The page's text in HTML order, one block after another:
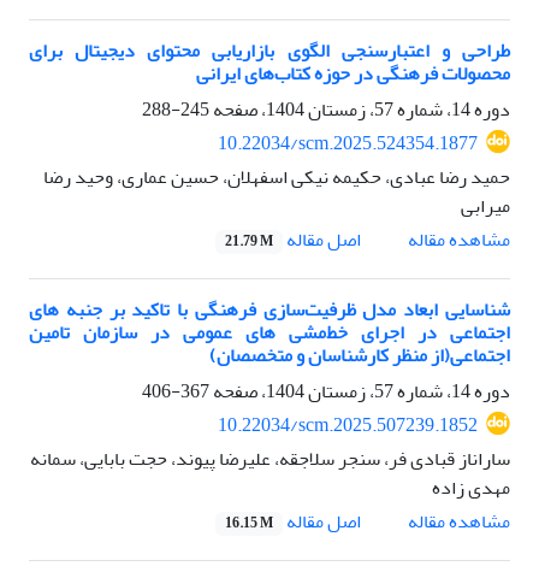
طراحی و اعتبارسنجی الگوی بازاریابی محتوای دیجیتال برای
محصولات فرهنگی در حوزه کتاب‌های ایرانی
دوره 14، شماره 57، زمستان 1404، صفحه
245-288
10.22034/scm.2025.524354.1877
حمید رضا عبادی، حکیمه نیکی اسفهلان، حسین عماری، وحید رضا
میرابی
مشاهده مقاله
اصل مقاله 21.79 M
شناسایی ابعاد مدل ظرفیت‌سازی فرهنگی با تاکید بر جنبه های
اجتماعی در اجرای خط‌مشی های عمومی در سازمان تامین
اجتماعی(از منظر کارشناسان و متخصصان)
دوره 14، شماره 57، زمستان 1404، صفحه
367-406
10.22034/scm.2025.507239.1852
ساراناز قبادی فر، سنجر سلاجقه، علیرضا پیوند، حجت بابایی، سمانه
مهدی زاده
مشاهده مقاله
اصل مقاله 16.15 M